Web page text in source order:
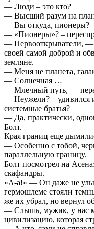
— Люди – это кто?
— Высший разум на
— Вы откуда, пионеры?
— «Пионеры»? –
— Первооткрыватели, —
своей самой доброй и
земляне.
— Меня не планета,
— Солнечная …
— Млечный путь, —
— Неужели? – удивился
системные братья?
— Да, практически,
Болт.
Края границ еще
— Особенно с тобой,
параллельную границу.
Болт посмотрел на
скафандры.
«А-а!» — Он даже не
гермошлеме стояли
же их убрал, но вернул
— Слышь, мужик, у нас
цивилизацию, которая